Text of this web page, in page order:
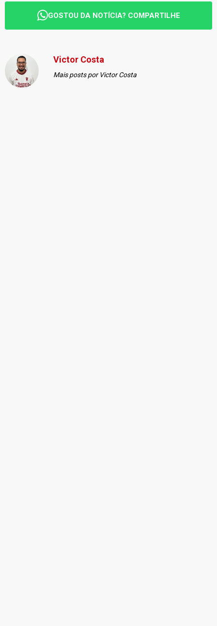
GOSTOU DA NOTÍCIA? COMPARTILHE
Victor Costa
Mais posts por Victor Costa